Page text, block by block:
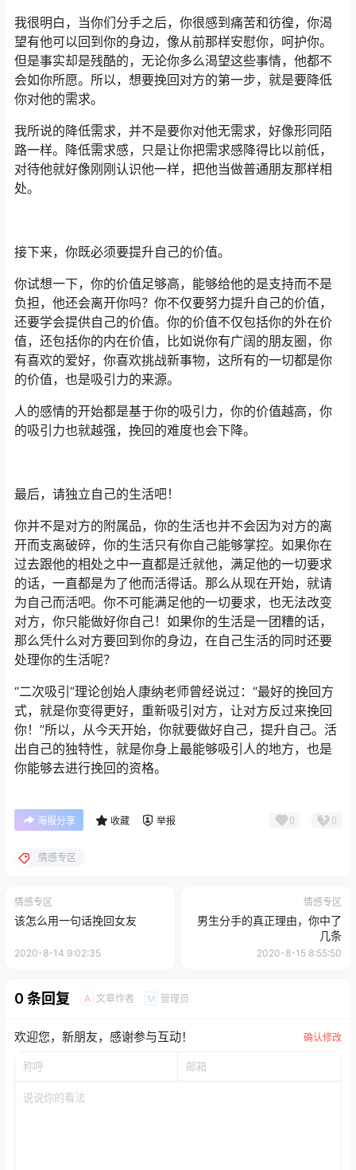
我很明白，当你们分手之后，你很感到痛苦和彷徨，你渴
望有他可以回到你的身边，像从前那样安慰你，呵护你。
但是事实却是残酷的，无论你多么渴望这些事情，他都不
会如你所愿。所以，想要挽回对方的第一步，就是要降低
你对他的需求。
我所说的降低需求，并不是要你对他无需求，好像形同陌
路一样。降低需求感，只是让你把需求感降得比以前低，
对待他就好像刚刚认识他一样，把他当做普通朋友那样相
处。
接下来，你既必须要提升自己的价值。
你试想一下，你的价值足够高，能够给他的是支持而不是
负担，他还会离开你吗？你不仅要努力提升自己的价值，
还要学会提供自己的价值。你的价值不仅包括你的外在价
值，还包括你的内在价值，比如说你有广阔的朋友圈，你
有喜欢的爱好，你喜欢挑战新事物，这所有的一切都是你
的价值，也是吸引力的来源。
人的感情的开始都是基于你的吸引力，你的价值越高，你
的吸引力也就越强，挽回的难度也会下降。
最后，请独立自己的生活吧！
你并不是对方的附属品，你的生活也并不会因为对方的离
开而支离破碎，你的生活只有你自己能够掌控。如果你在
过去跟他的相处之中一直都是迁就他，满足他的一切要求
的话，一直都是为了他而活得话。那么从现在开始，就请
为自己而活吧。你不可能满足他的一切要求，也无法改变
对方，你只能做好你自己！如果你的生活是一团糟的话，
那么凭什么对方要回到你的身边，在自己生活的同时还要
处理你的生活呢？
“二次吸引”理论创始人康纳老师曾经说过：“最好的挽回方
式，就是你变得更好，重新吸引对方，让对方反过来挽回
你！”所以，从今天开始，你就要做好自己，提升自己。活
出自己的独特性，就是你身上最能够吸引人的地方，也是
你能够去进行挽回的资格。
海报分享 收藏 举报 0 0
情感专区
情感专区
该怎么用一句话挽回女友
2020-8-14 9:02:35
情感专区
男生分手的真正理由，你中了
几条
2020-8-15 8:55:50
0 条回复 A 文章作者 M 管理员
欢迎您，新朋友，感谢参与互动！ 确认修改